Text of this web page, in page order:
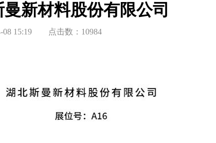
新材料股份有限公司
08 15:19 点击数： 10984